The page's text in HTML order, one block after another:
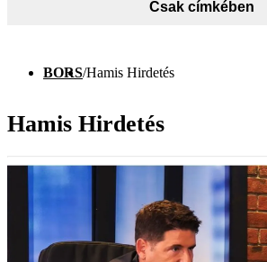
Csak címkében
BORS/Hamis Hirdetés
Hamis Hirdetés